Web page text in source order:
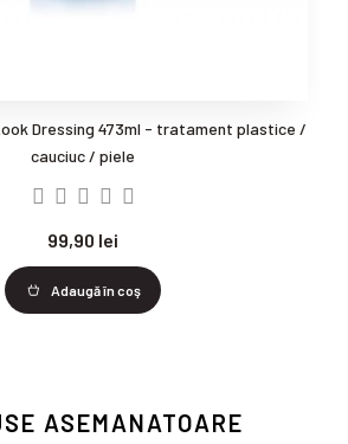
Dressing 473ml - tratament plastice /
cauciuc / piele
99,90 lei
Adaugă în coş
ASEMANATOARE